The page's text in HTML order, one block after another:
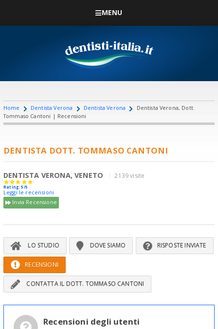
MENU
Home Dentista Verona Dentista Verona
Dentista Verona, Dott.
Tommaso Cantoni | Recensioni
DENTISTA DOTT. TOMMASO CANTONI
DENTISTA VERONA, VENETO 2139 visite
Rating: 5/5
Leggi le recensioni
Invia Recensione
LO STUDIO DOVE SIAMO RISPOSTE INVIATE
RECENSIONI
CONTATTA IL DOTT. TOMMASO CANTONI
Recensioni degli utenti